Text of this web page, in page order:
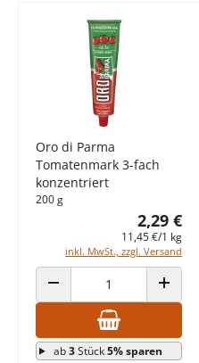
Oro di Parma
Tomatenmark 3-fach
konzentriert
200 g
2,29 €
11,45 €/1 kg
inkl. MwSt., zzgl. Versand
ANZAHL VERRINGERN
ab3Stück5% sparen